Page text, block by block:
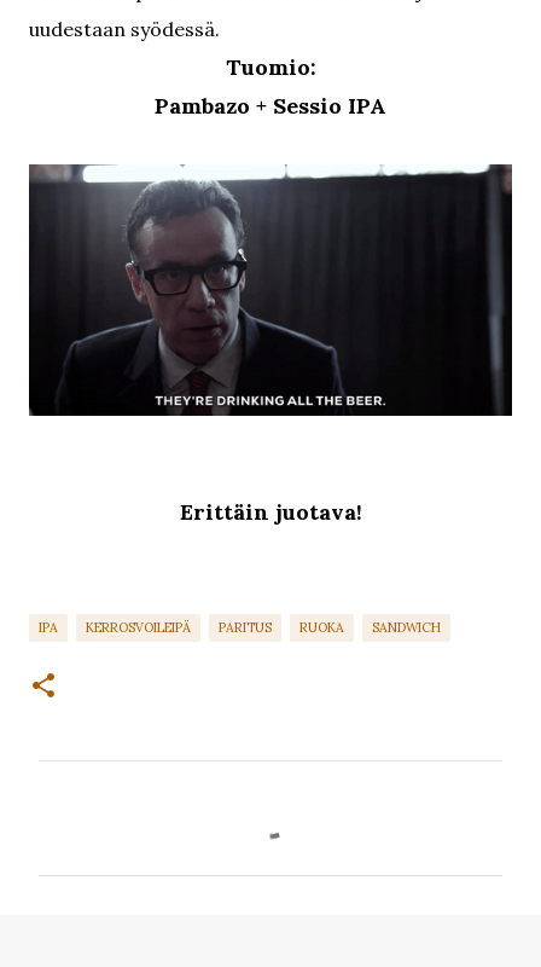
uudestaan syödessä.
Tuomio:
Pambazo + Sessio IPA
Erittäin juotava!
IPA KERROSVOILEIPÄ PARITUS RUOKA SANDWICH